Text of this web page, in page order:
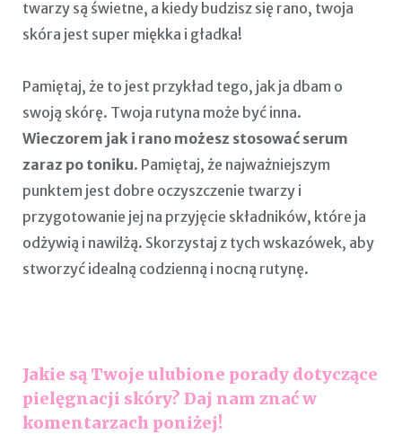
twarzy są świetne, a kiedy budzisz się rano, twoja
skóra jest super miękka i gładka!
Pamiętaj, że to jest przykład tego, jak ja dbam o
swoją skórę. Twoja rutyna może być inna.
Wieczorem jak i rano możesz stosować serum
zaraz po toniku. Pamiętaj, że najważniejszym
punktem jest dobre oczyszczenie twarzy i
przygotowanie jej na przyjęcie składników, które ja
odżywią i nawilżą. Skorzystaj z tych wskazówek, aby
stworzyć idealną codzienną i nocną rutynę.
Jakie są Twoje ulubione porady dotyczące
pielęgnacji skóry? Daj nam znać w
komentarzach poniżej!